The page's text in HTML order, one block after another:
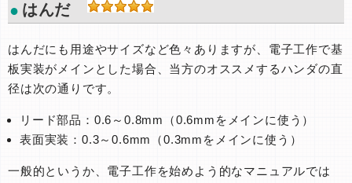
はんだ
はんだにも用途やサイズなど色々ありますが、電子工作で基
板実装がメインとした場合、当方のオススメするハンダの直
径は次の通りです。
リード部品：0.6～0.8mm（0.6mmをメインに使う）
表面実装：0.3～0.6mm（0.3mmをメインに使う）
一般的というか、電子工作を始めよう的なマニュアルでは